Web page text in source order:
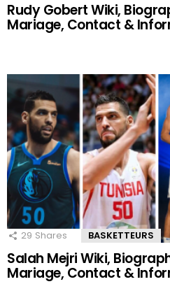
Rudy Gobert Wiki,
Mariage, Contact &
29 Shares BASKETTEURS
Salah Mejri Wiki,
Mariage, Contact &